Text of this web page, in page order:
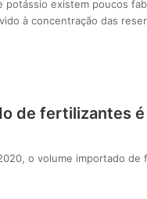
potássio existem poucos
à concentração das
de fertilizantes
o volume importado de